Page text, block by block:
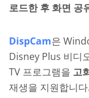
로드한 후 화면 공
DispCam은
Disney Plus 비디
TV 프로그램을 고
재생을 지원합니다.